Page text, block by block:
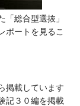
総合型選抜」
ポートを見るこ
掲載しています
記３０編を掲載